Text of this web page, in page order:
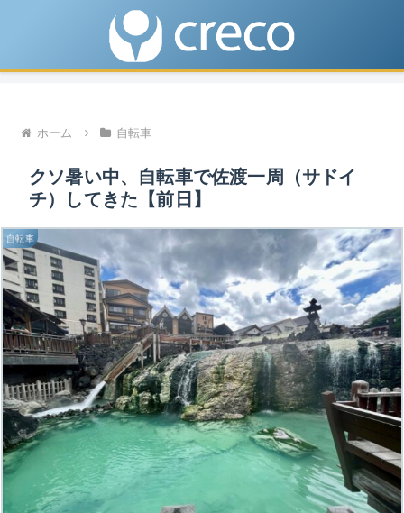
ホーム 自転車
クソ暑い中、自転車で佐渡一周（サドイ
チ）してきた【前日】
自転車